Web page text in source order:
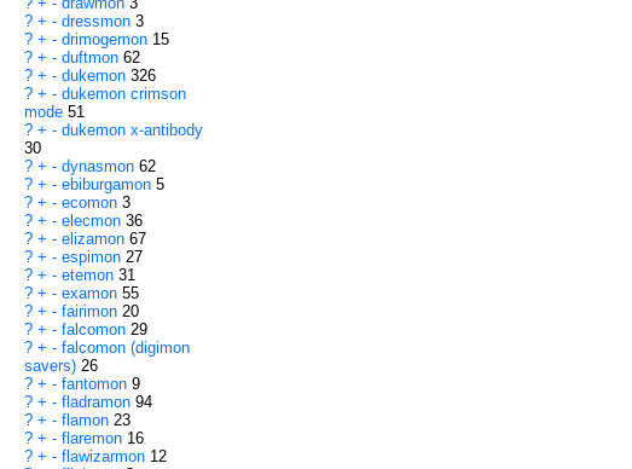
? + - dressmon 3
? + - drimogemon 15
? + - duftmon 62
? + - dukemon 326
? + - dukemon crimson
mode 51
? + - dukemon x-antibody
30
? + - dynasmon 62
? + - ebiburgamon 5
? + - ecomon 3
? + - elecmon 36
? + - elizamon 67
? + - espimon 27
? + - etemon 31
? + - examon 55
? + - fairimon 20
? + - falcomon 29
? + - falcomon (digimon
savers) 26
? + - fantomon 9
? + - fladramon 94
? + - flamon 23
? + - flaremon 16
? + - flawizarmon 12